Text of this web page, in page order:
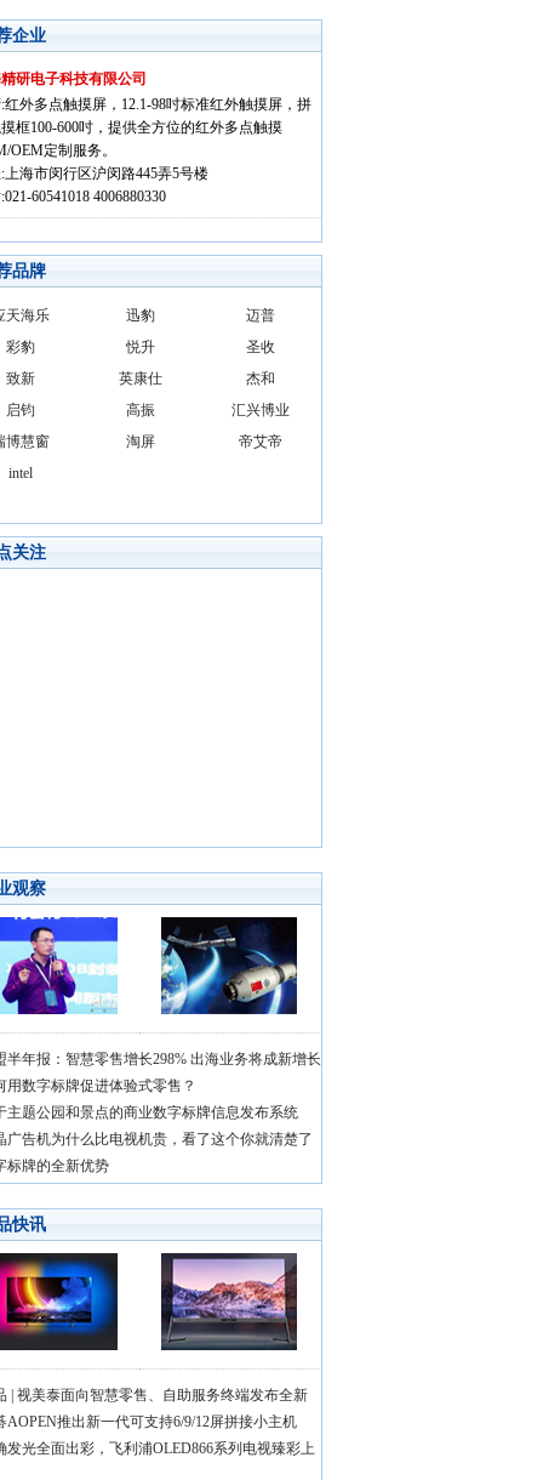
企业
研电子科技有限公司
红外多点触摸屏，12.1-98吋标准红外触摸屏，拼
框100-600吋，提供全方位的红外多点触摸
OEM定制服务。
上海市闵行区沪闵路445弄5号楼
60541018 4006880330
品牌
天海乐 迅豹
迈普
彩豹
悦升
圣收
致新
英康仕
杰和
启钧
高振
汇兴博业
博慧窗
淘屏
帝艾帝
intel
关注
观察
半年报：智慧零售增长298% 出海业务将成新增长
用数字标牌促进体验式零售？
主题公园和景点的商业数字标牌信息发布系统
广告机为什么比电视机贵，看了这个你就清楚了
标牌的全新优势
快讯
| 视美泰面向智慧零售、自助服务终端发布全新
AOPEN推出新一代可支持6/9/12屏拼接小主机
发光全面出彩，飞利浦OLED866系列电视臻彩上